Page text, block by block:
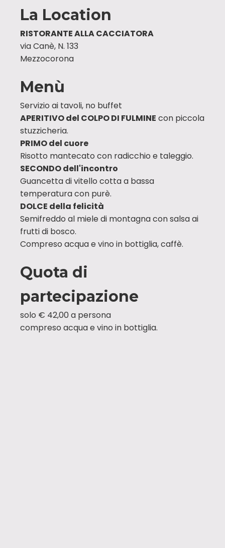
La Location
RISTORANTE ALLA CACCIATORA
via Canè, N. 133
Mezzocorona
Menù
Servizio ai tavoli, no buffet
APERITIVO del COLPO DI FULMINE con piccola
stuzzicheria.
PRIMO del cuore
Risotto mantecato con radicchio e taleggio.
SECONDO dell'incontro
Guancetta di vitello cotta a bassa
temperatura con purè.
DOLCE della felicità
Semifreddo al miele di montagna con salsa ai
frutti di bosco.
Compreso acqua e vino in bottiglia, caffè.
Quota di
partecipazione
solo € 42,00 a persona
compreso acqua e vino in bottiglia.